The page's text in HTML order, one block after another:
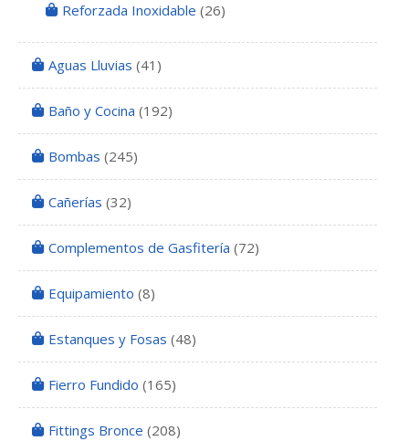
Reforzada Inoxidable (26)
Aguas Lluvias (41)
Baño y Cocina (192)
Bombas (245)
Cañerías (32)
Complementos de Gasfitería (72)
Equipamiento (8)
Estanques y Fosas (48)
Fierro Fundido (165)
Fittings Bronce (208)